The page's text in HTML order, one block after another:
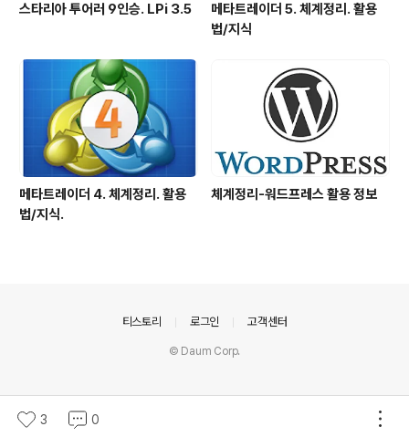
스타리아 투어러 9인승. LPi 3.5
메타트레이더 5. 체계정리. 활용
법/지식
메타트레이더 4. 체계정리. 활용
법/지식.
체계정리-워드프레스 활용 정보
3 0
티스토리 로그인 고객센터
© Daum Corp.